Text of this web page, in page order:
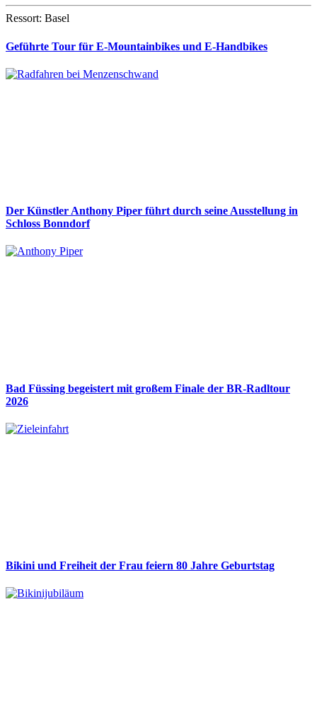
Ressort: Basel
Geführte Tour für E-Mountainbikes und E-Handbikes
Der Künstler Anthony Piper führt durch seine Ausstellung in
Schloss Bonndorf
Bad Füssing begeistert mit großem Finale der BR-Radltour
2026
Bikini und Freiheit der Frau feiern 80 Jahre Geburtstag